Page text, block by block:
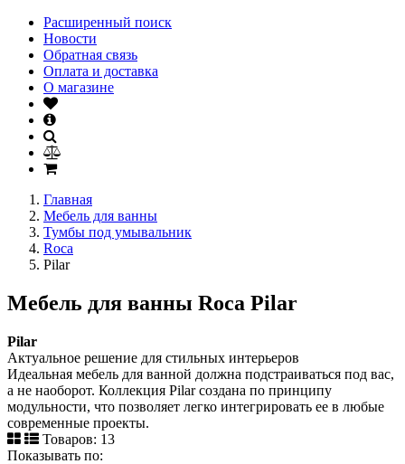
Расширенный поиск
Новости
Обратная связь
Оплата и доставка
О магазине
Главная
Мебель для ванны
Тумбы под умывальник
Roca
Pilar
Мебель для ванны Roca Pilar
Pilar
Актуальное решение для стильных интерьеров
Идеальная мебель для ванной должна подстраиваться под вас,
а не наоборот. Коллекция Pilar создана по принципу
модульности, что позволяет легко интегрировать ее в любые
современные проекты.
Товаров: 13
Показывать по: